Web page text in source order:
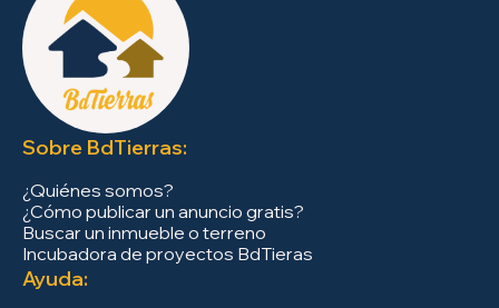
Sobre BdTierras:
¿Quiénes somos?
¿Cómo publicar un anuncio gratis?
Buscar un inmueble o terreno
Incubadora de proyectos BdTieras
Ayuda: